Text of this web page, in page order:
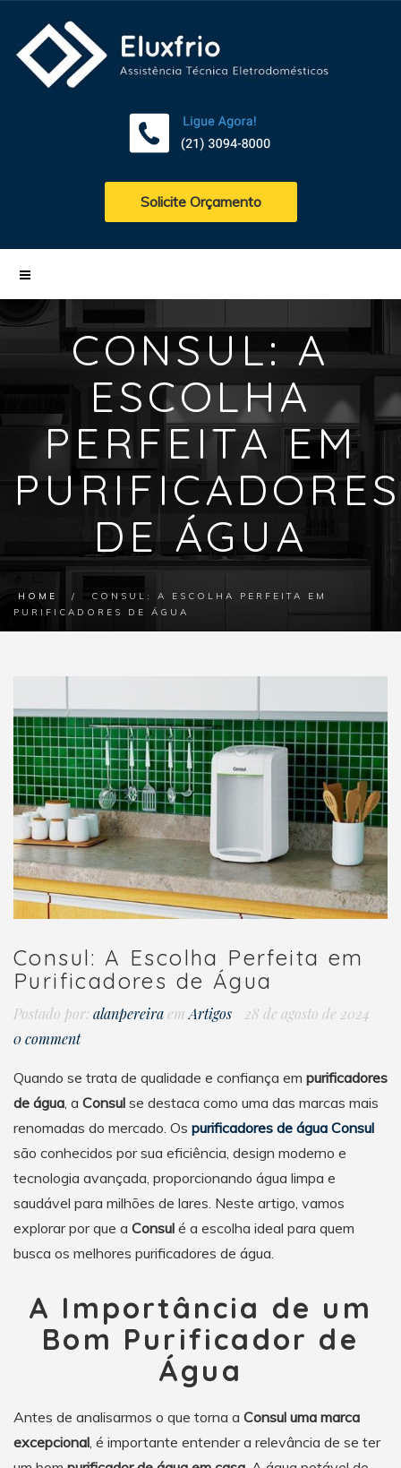
Solicite Orçamento
CONSUL: A
ESCOLHA
PERFEITA EM
PURIFICADORES
DE ÁGUA
HOME /
CONSUL: A ESCOLHA PERFEITA EM
PURIFICADORES DE ÁGUA
Consul: A Escolha Perfeita em
Purificadores de Água
Postado por:alanpereiraem Artigos
28 de agosto de 2024
0 comment
Quando se trata de qualidade e confiança em purificadores
de água , a Consul se destaca como uma das marcas mais
renomadas do mercado. Os purificadores de água Consul
são conhecidos por sua eficiência, design moderno e
tecnologia avançada, proporcionando água limpa e
saudável para milhões de lares. Neste artigo, vamos
explorar por que a Consul é a escolha ideal para quem
busca os melhores purificadores de água.
A Importância de um
Bom Purificador de
Água
Antes de analisarmos o que torna a Consul uma marca
excepcional , é importante entender a relevância de se ter